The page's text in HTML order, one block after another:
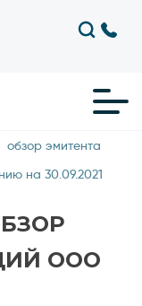
эмитента
на 30.09.2021
ООО